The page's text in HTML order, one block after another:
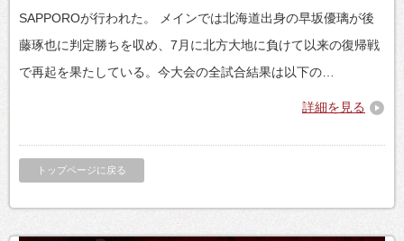
SAPPOROが行われた。 メインでは北海道出身の早坂優璃が後
藤琢也に判定勝ちを収め、7月に北方大地に負けて以来の復帰戦
で再起を果たしている。今大会の全試合結果は以下の…
詳細を見る
トップページに戻る